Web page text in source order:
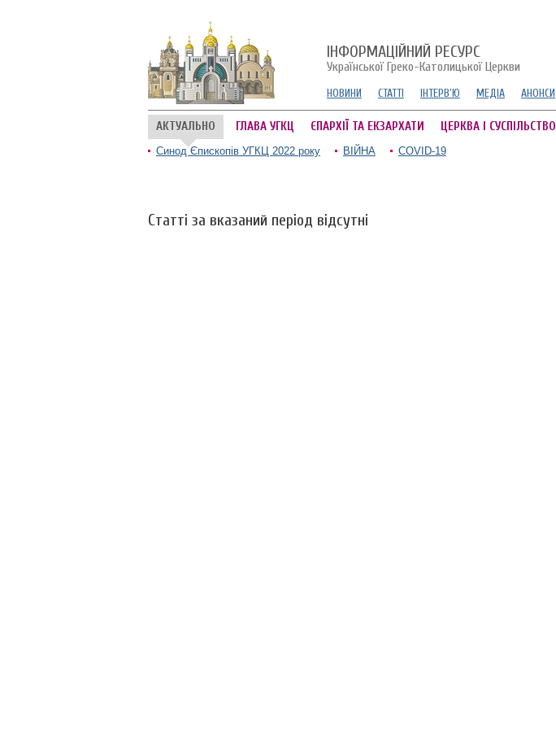
ІНФОРМАЦІЙНИЙ РЕСУРС
Української Греко-Католицької Церкви
НОВИНИ СТАТТІ ІНТЕРВ'Ю МЕДІА АНОНСИ
АКТУАЛЬНО ГЛАВА УГКЦ ЄПАРХІЇ ТА ЕКЗАРХАТИ ЦЕРКВА І СУСПІЛЬСТВО
Синод Єпископів УГКЦ 2022 року ВІЙНА COVID-19
Статті за вказаний період відсутні